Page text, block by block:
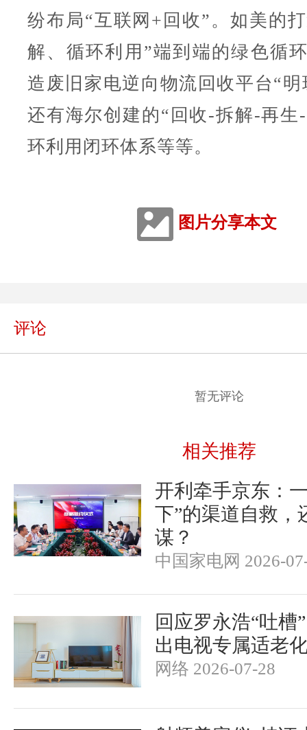
纷布局“互联网+回收”。如美的
解、循环利用”端到端的绿色循
造废旧家电逆向物流回收平台“
还有海尔创建的“回收-拆解-再生
环利用闭环体系等等。
图片分享本文
评论
暂无评论
相关推荐
开利牵手京东：
下”的渠道自救，
谋？
中国家电网 2026-
回应罗永浩“吐槽
出电视专属适老
网络 2026-07-28